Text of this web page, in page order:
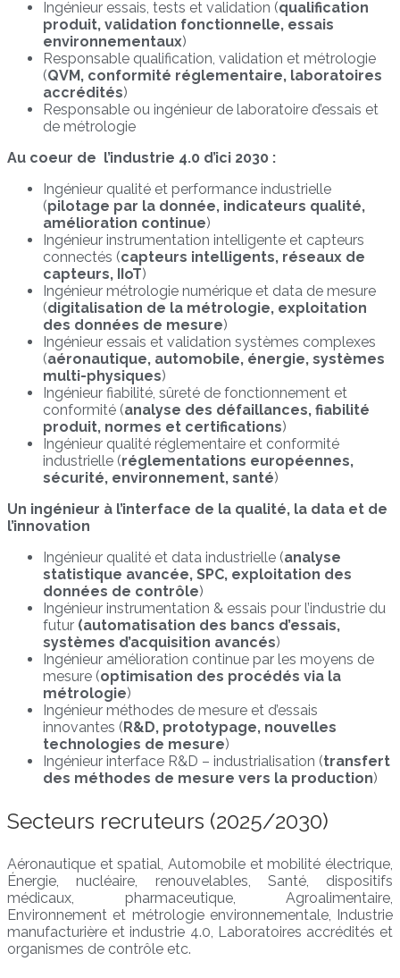
Ingénieur essais, tests et validation (qualification
produit, validation fonctionnelle, essais
environnementaux)
Responsable qualification, validation et métrologie
(QVM, conformité réglementaire, laboratoires
accrédités)
Responsable ou ingénieur de laboratoire d’essais et
de métrologie
Au coeur de l’industrie 4.0 d’ici 2030 :
Ingénieur qualité et performance industrielle
(pilotage par la donnée, indicateurs qualité,
amélioration continue)
Ingénieur instrumentation intelligente et capteurs
connectés (capteurs intelligents, réseaux de
capteurs, IIoT)
Ingénieur métrologie numérique et data de mesure
(digitalisation de la métrologie, exploitation
des données de mesure)
Ingénieur essais et validation systèmes complexes
(aéronautique, automobile, énergie, systèmes
multi-physiques)
Ingénieur fiabilité, sûreté de fonctionnement et
conformité (analyse des défaillances, fiabilité
produit, normes et certifications)
Ingénieur qualité réglementaire et conformité
industrielle (réglementations européennes,
sécurité, environnement, santé)
Un ingénieur à l’interface de la qualité, la data et de
l’innovation
Ingénieur qualité et data industrielle (analyse
statistique avancée, SPC, exploitation des
données de contrôle)
Ingénieur instrumentation & essais pour l’industrie du
futur (automatisation des bancs d’essais,
systèmes d’acquisition avancés)
Ingénieur amélioration continue par les moyens de
mesure (optimisation des procédés via la
métrologie)
Ingénieur méthodes de mesure et d’essais
innovantes ( R&D, prototypage, nouvelles
technologies de mesure)
Ingénieur interface R&D – industrialisation (transfert
des méthodes de mesure vers la production)
Secteurs recruteurs (2025/2030)
Aéronautique et spatial, Automobile et mobilité électrique,
Énergie, nucléaire, renouvelables, Santé, dispositifs
médicaux, pharmaceutique, Agroalimentaire,
Environnement et métrologie environnementale, Industrie
manufacturière et industrie 4.0, Laboratoires accrédités et
organismes de contrôle etc.